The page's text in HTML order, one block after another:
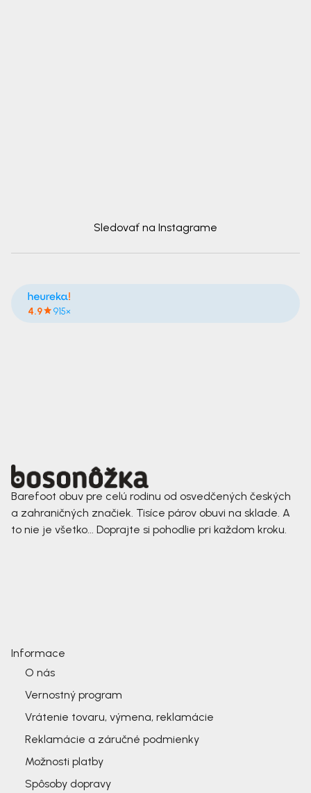
Sledovať na Instagrame
4.9 915×
Barefoot obuv pre celú rodinu od osvedčených českých
a zahraničných značiek. Tisíce párov obuvi na sklade. A
to nie je všetko... Doprajte si pohodlie pri každom kroku.
Informace
O nás
Vernostný program
Vrátenie tovaru, výmena, reklamácie
Reklamácie a záručné podmienky
Možnosti platby
Spôsoby dopravy